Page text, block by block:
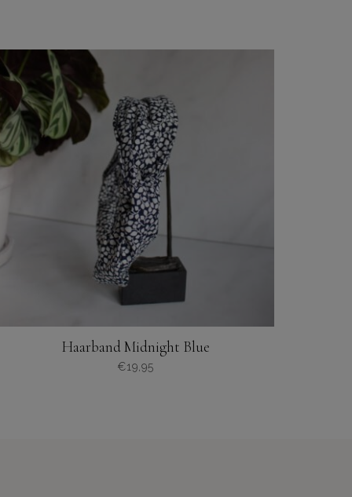
Haarband Midnight Blue
€19,95